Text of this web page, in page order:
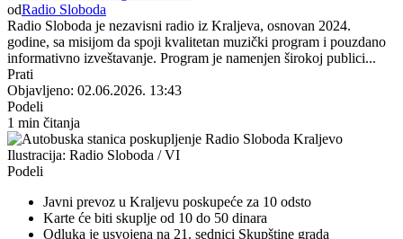
odRadio Sloboda
Radio Sloboda je nezavisni radio iz Kraljeva, osnovan 2024.
godine, sa misijom da spoji kvalitetan muzički program i pouzdano
informativno izveštavanje. Program je namenjen širokoj publici...
Prati
Objavljeno: 02.06.2026. 13:43
Podeli
1 min čitanja
Ilustracija: Radio Sloboda / VI
Podeli
Javni prevoz u Kraljevu poskupeće za 10 odsto
Karte će biti skuplje od 10 do 50 dinara
Odluka je usvojena na 21. sednici Skupštine grada